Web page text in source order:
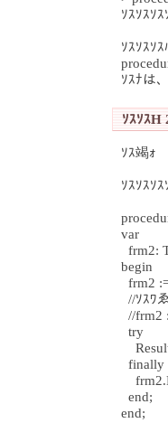
ｿｽｿｽｿ
ｿｽｿｽｿ
ｿｽﾅは
ｿｽｿｽH
ｿｽ竭ｫ
ｿｽｿｽｿ
var
frm2:
begin
frm2
//ｿｽﾜ
//frm2
try
finally
end;
end;